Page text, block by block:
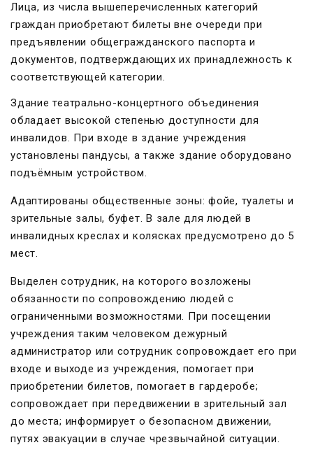
Лица, из числа вышеперечисленных категорий
граждан приобретают билеты вне очереди при
предъявлении общегражданского паспорта и
документов, подтверждающих их принадлежность к
соответствующей категории.
Здание театрально-концертного объединения
обладает высокой степенью доступности для
инвалидов. При входе в здание учреждения
установлены пандусы, а также здание оборудовано
подъёмным устройством.
Адаптированы общественные зоны: фойе, туалеты и
зрительные залы, буфет. В зале для людей в
инвалидных креслах и колясках предусмотрено до 5
мест.
Выделен сотрудник, на которого возложены
обязанности по сопровождению людей с
ограниченными возможностями. При посещении
учреждения таким человеком дежурный
администратор или сотрудник сопровождает его при
входе и выходе из учреждения, помогает при
приобретении билетов, помогает в гардеробе;
сопровождает при передвижении в зрительный зал
до места; информирует о безопасном движении,
путях эвакуации в случае чрезвычайной ситуации.